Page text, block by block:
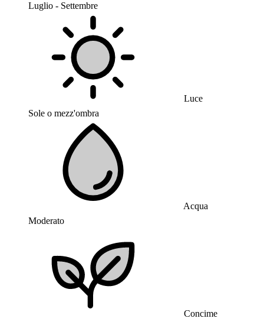
Luglio - Settembre
Luce
Sole o mezz'ombra
Acqua
Moderato
Concime